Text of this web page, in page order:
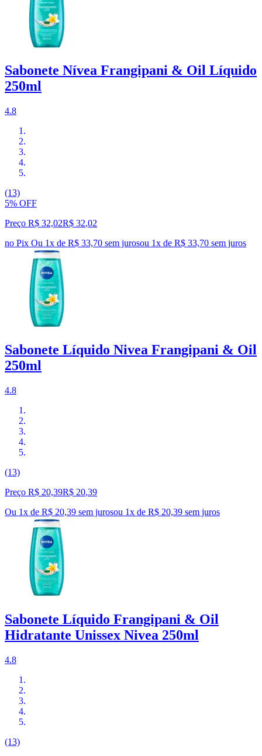
Sabonete Nívea Frangipani & Oil Líquido
250ml
4.8
(13)
5% OFF
Preço R$ 32,02R$ 32,02
no Pix Ou 1x de R$ 33,70 sem jurosou 1x de R$ 33,70 sem juros
Sabonete Líquido Nivea Frangipani & Oil
250ml
4.8
(13)
Preço R$ 20,39R$ 20,39
Ou 1x de R$ 20,39 sem jurosou 1x de R$ 20,39 sem juros
Sabonete Líquido Frangipani & Oil
Hidratante Unissex Nivea 250ml
4.8
(13)